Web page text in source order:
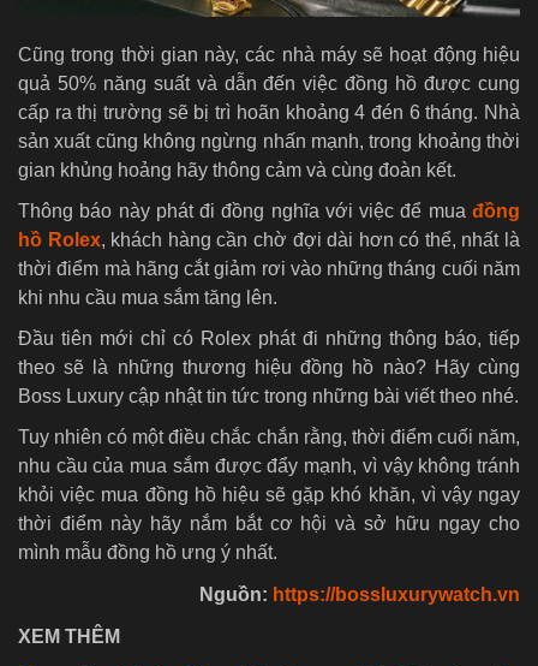
Cũng trong thời gian này, các nhà máy sẽ hoạt động hiệu
quả 50% năng suất và dẫn đến việc đồng hồ được cung
cấp ra thị trường sẽ bị trì hoãn khoảng 4 đén 6 tháng. Nhà
sản xuất cũng không ngừng nhấn mạnh, trong khoảng thời
gian khủng hoảng hãy thông cảm và cùng đoàn kết.
Thông báo này phát đi đồng nghĩa với việc để mua đồng
hồ Rolex, khách hàng cần chờ đợi dài hơn có thể, nhất là
thời điểm mà hãng cắt giảm rơi vào những tháng cuối năm
khi nhu cầu mua sắm tăng lên.
Đầu tiên mới chỉ có Rolex phát đi những thông báo, tiếp
theo sẽ là những thương hiệu đồng hồ nào? Hãy cùng
Boss Luxury cập nhật tin tức trong những bài viết theo nhé.
Tuy nhiên có một điều chắc chắn rằng, thời điểm cuối năm,
nhu cầu của mua sắm được đẩy mạnh, vì vậy không tránh
khỏi việc mua đồng hồ hiệu sẽ gặp khó khăn, vì vậy ngay
thời điểm này hãy nắm bắt cơ hội và sở hữu ngay cho
mình mẫu đồng hồ ưng ý nhất.
Nguồn: https://bossluxurywatch.vn
XEM THÊM